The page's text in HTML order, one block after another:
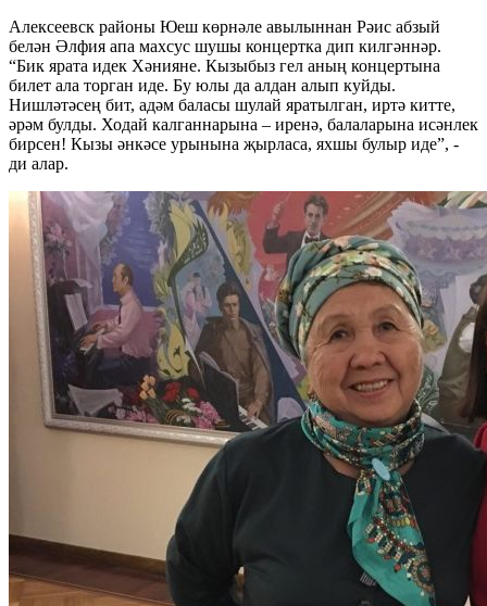
Алексеевск районы Юеш көрнәле авылыннан Рәис абзый
белән Әлфия апа махсус шушы концертка дип килгәннәр.
“Бик ярата идек Хәнияне. Кызыбыз гел аның концертына
билет ала торган иде. Бу юлы да алдан алып куйды.
Нишләтәсең бит, адәм баласы шулай яратылган, иртә китте,
әрәм булды. Ходай калганнарына – иренә, балаларына исәнлек
бирсен! Кызы әнкәсе урынына җырласа, яхшы булыр иде”, -
ди алар.